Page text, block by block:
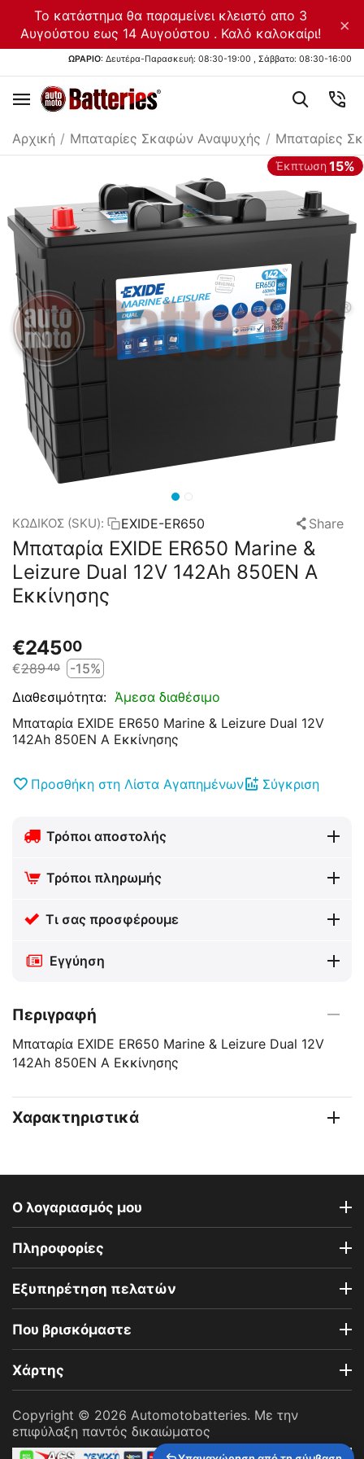
Το κατάστημα θα παραμείνει κλειστό απο 3
Αυγούστου εως 14 Αυγούστου . Καλό καλοκαίρι!
×
ΩΡΑΡΙΟ: Δευτέρα-Παρασκευή: 08:30-19:00 , Σάββατο: 08:30-16:00
Αρχική / Μπαταρίες Σκαφών Αναψυχής / Μπαταρίες
Έκπτωση 15%
ΚΩΔΙΚΟΣ (SKU): EXIDE-ER650 Share
Μπαταρία EXIDE ER650 Marine &
Leizure Dual 12V 142Ah 850EN A
Εκκίνησης
€24500
€28940
-15%
Διαθεσιμότητα: Άμεσα διαθέσιμο
Μπαταρία EXIDE ER650 Marine & Leizure Dual 12V
142Ah 850EN A Εκκίνησης
Προσθήκη στη Λίστα Αγαπημένων Σύγκριση
Τρόποι αποστολής
Τρόποι πληρωμής
Τι σας προσφέρουμε
Εγγύηση
Περιγραφή
Μπαταρία EXIDE ER650 Marine & Leizure Dual 12V
142Ah 850EN A Εκκίνησης
Χαρακτηριστικά
Ο λογαριασμός μου
Πληροφορίες
Εξυπηρέτηση πελατών
Που βρισκόμαστε
Χάρτης
Copyright © 2026 Automotobatteries. Με την
επιφύλαξη παντός δικαιώματος